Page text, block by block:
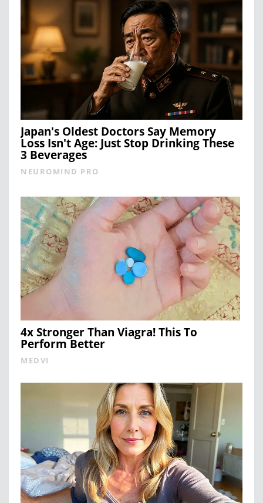
Japan's Oldest Doctors Say Memory
Loss Isn't Age: Just Stop Drinking These
3 Beverages
NEUROMIND PRO
4x Stronger Than Viagra! This To
Perform Better
MEDVI